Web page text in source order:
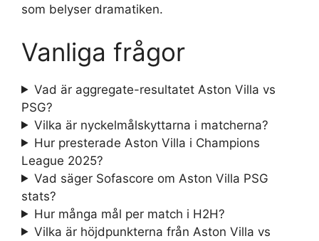
som belyser dramatiken.
Vanliga frågor
Vad är aggregate-resultatet Aston Villa vs
PSG?
Vilka är nyckelmålskyttarna i matcherna?
Hur presterade Aston Villa i Champions
League 2025?
Vad säger Sofascore om Aston Villa PSG
stats?
Hur många mål per match i H2H?
Vilka är höjdpunkterna från Aston Villa vs